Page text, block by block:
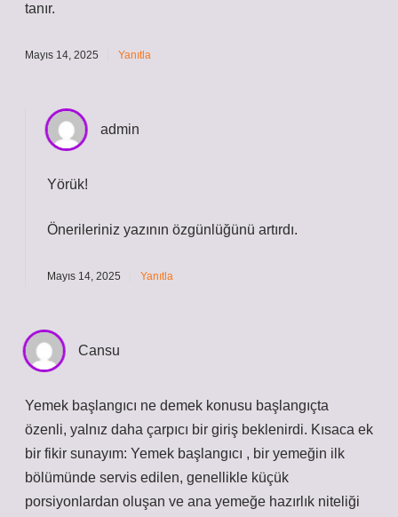
tanır.
Mayıs 14, 2025 Yanıtla
admin
Yörük!
Önerileriniz yazının özgünlüğünü artırdı.
Mayıs 14, 2025 Yanıtla
Cansu
Yemek başlangıcı ne demek konusu başlangıçta
özenli, yalnız daha çarpıcı bir giriş beklenirdi. Kısaca ek
bir fikir sunayım: Yemek başlangıcı , bir yemeğin ilk
bölümünde servis edilen, genellikle küçük
porsiyonlardan oluşan ve ana yemeğe hazırlık niteliği